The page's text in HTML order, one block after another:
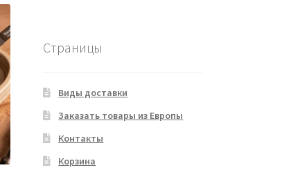
Страницы
Виды доставки
Заказать товары из Европы
Контакты
Корзина